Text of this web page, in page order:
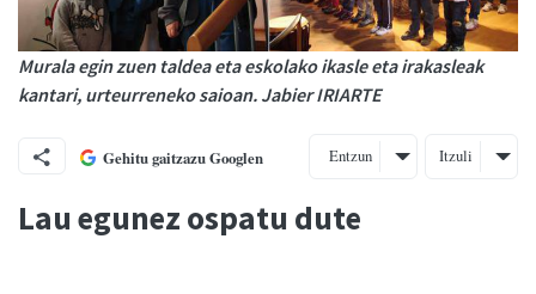
Murala egin zuen taldea eta eskolako ikasle eta irakasleak
kantari, urteurreneko saioan. Jabier IRIARTE
Gehitu gaitzazu Googlen Entzun Itzuli
Lau egunez ospatu dute